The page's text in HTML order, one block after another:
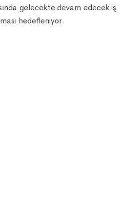
gelecekte devam edecek iş
hedefleniyor.